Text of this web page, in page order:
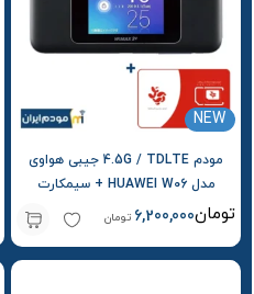
NEW
مودم 4.5G / TDLTE جیبی هواوی
مدل HUAWEI W06 + سیمکارت
آپتل و بسته اولیه
6,200,000 تومان تومان